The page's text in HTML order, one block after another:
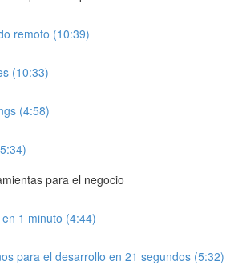
remoto (10:39)
(10:33)
(4:58)
para el negocio
1 minuto (4:44)
para el desarrollo en 21 segundos (5:32)